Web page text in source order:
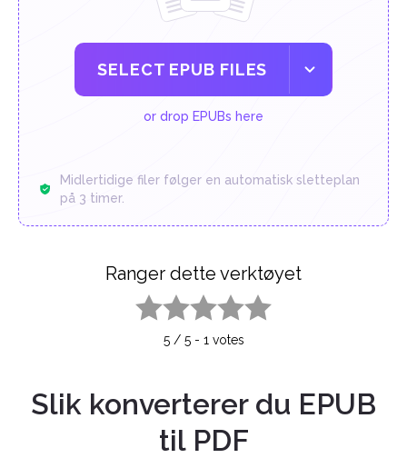
SELECT EPUB FILES
or drop EPUBs here
Midlertidige filer følger en automatisk sletteplan
på 3 timer.
Ranger dette verktøyet
5/ 5- 1 votes
Slik konverterer du EPUB
til PDF